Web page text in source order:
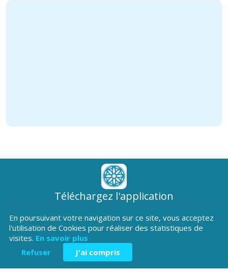
Téléchargez l'application
En poursuivant votre navigation sur ce site, vous acceptez
l'utilisation de Cookies pour réaliser des statistiques de
visites. En savoir plus
Refuser
J'ai compris